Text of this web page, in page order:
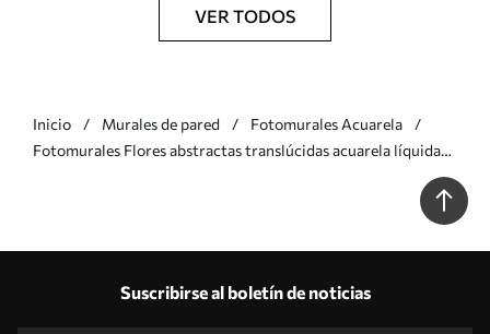
VER TODOS
Inicio Murales de pared
Fotomurales Acuarela
Fotomurales Flores abstractas translúcidas acuarela líquida
Suscribirse al boletín de noticias